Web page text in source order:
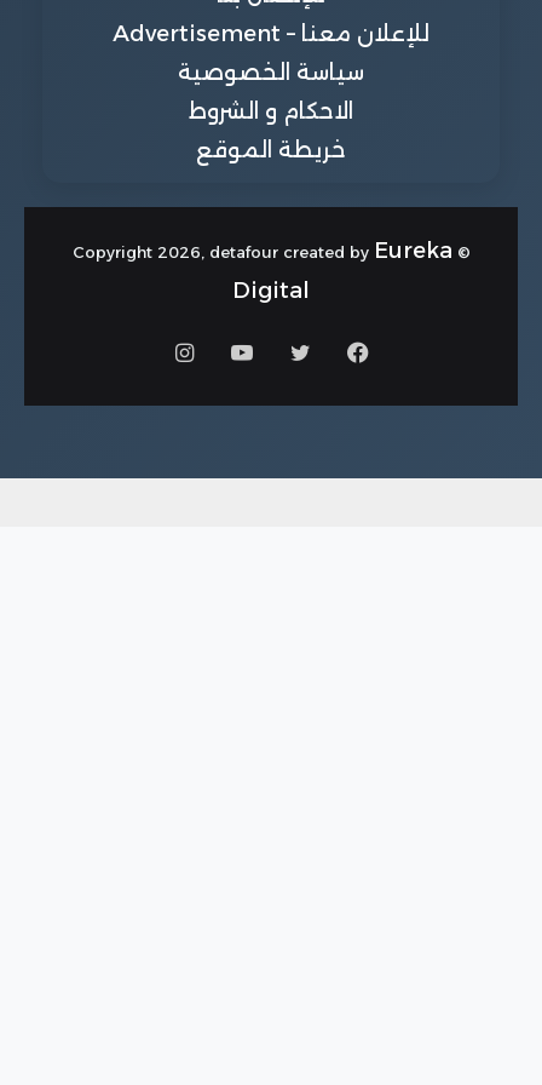
للإعلان معنا – Advertisement
سياسة الخصوصية
الاحكام و الشروط
خريطة الموقع
© Copyright 2026, detafour created by
Eureka
Digital
فيسبوكتويتر يوتيوبانستقرام